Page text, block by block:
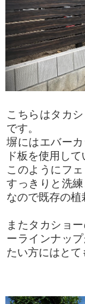
こちらはタカ
です。
塀にはエバー
ド板を使用して
このようにフ
すっきりと洗
なので既存の植
またタカショ
ーラインナッ
たい方にはとて